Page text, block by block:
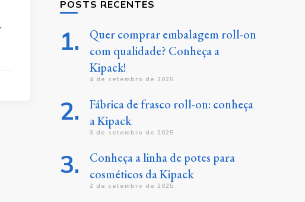
POSTS RECENTES
Quer comprar embalagem roll-on
com qualidade? Conheça a
Kipack!
4 de setembro de 2025
Fábrica de frasco roll-on: conheça
a Kipack
3 de setembro de 2025
Conheça a linha de potes para
cosméticos da Kipack
2 de setembro de 2025